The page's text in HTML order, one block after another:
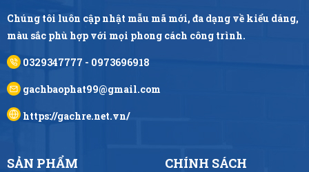
Chúng tôi luôn cập nhật mẫu mã mới, đa dạng về kiểu dáng,
màu sắc phù hợp với mọi phong cách công trình.
0329347777 - 0973696918
gachbaophat99@gmail.com
https://gachre.net.vn/
SẢN PHẨM CHÍNH SÁCH